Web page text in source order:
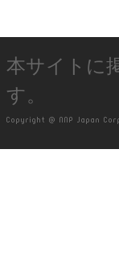
本サイトに
す。